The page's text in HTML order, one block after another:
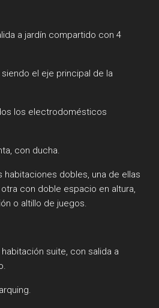
a jardín compartido con 4
el eje principal de la
los electrodomésticos
con ducha.
habitaciones dobles, una de ellas
con doble espacio en altura,
o altillo de juegos.
suite, con salida a